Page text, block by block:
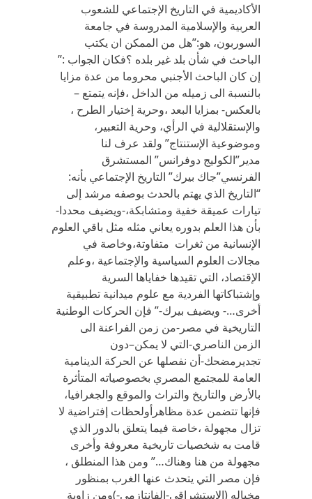
الأكاديمية في التاريخ الإجتماعي للشعوب
العربية والإسلامية المدروسة في جامعة
السوربون، هو:”هل من الممكن ان يكتب
الباحث في شأن بلد غير بلده ؟فكان الجواب :”
إن كان الباحث الأجنبي محروما من عدة مزايا
بالنسبة الى زميله من الداخل ،فإنه يتمتع –
بالعكس- بمزايا البعد ،وحرية إختيار الطرح ،
والإستقلالية في الرأي، وحرية التعبير،
وموضوعية الإستنتاج” ولقد عرف لنا
مدير”الكوليج دوفرانس” المستشرق
الفرنسي”جاك بيرك” التاريخ الإجتماعي بأنه:
“التاريخ الذي يهتم بالحدث بوصفه مرشد إلى
تيارات عميقة خفية ومتشابكة،-ويضيف محددا-
بأن هذا العلم بدوره يعاني مثله مثل باقي العلوم
الإنسانية من ثغرات متفاوتة،وخاصة في
مجالات العلوم السياسية والإجتماعية ،وعلم
الإقتصاد، التي تقيدها خفاياها السرية
وإشتباكاتها الفردية مع علوم ميدانية تطبيقية
أخرى…- ويضيف بيرك-” فإن الحركات الوطنية
التاريخية في مصر-من زمن الفراعنة الى
الزمن الناصري-التي لا يمكن–دون
تجديرمضحك-أن نفصلها عن الحركة الدينامية
العامة للمجتمع المصري بخصوصياته المتأثرة
بالأرض والتاريخ والتراث والموقع والجغرافيا،
فإنها تتضمن عدة مظاهرأولحظات إفتراضية لا
تزال مجهولة ،خاصة فيما يتعلق بالدور الذي
قامت به شخصيات تاريخية معروفة وأخرى
مجهولة من هنا وهناك…” ومن هذا المنطلق ،
فإن مصر التي يتحدث عنها الغرب بمنظور
مخياله (الإستشراقي-الفانتازمي-)ومن زاوية